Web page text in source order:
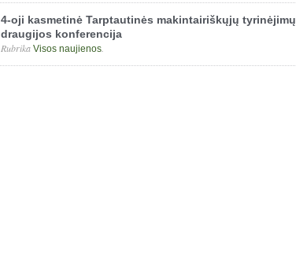
4-oji kasmetinė Tarptautinės makintairiškųjų tyrinėjimų
draugijos konferencija
Rubrika Visos naujienos